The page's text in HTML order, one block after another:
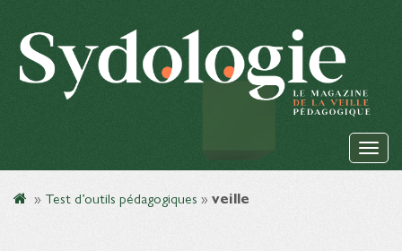
» Test d’outils pédagogiques » veille